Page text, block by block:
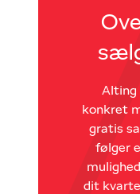
Alting
konkret
gratis
følger
dit